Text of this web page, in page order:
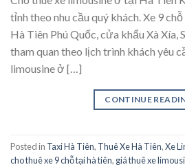
tỉnh theo nhu cầu quý khách. Xe 9
Hà Tiên Phú Quốc, cửa khẩu Xà Xía,
tham quan theo lịch trình khách yêu
limousine ở […]
CONTINUE
Posted in Taxi Hà Tiên, Thuê Xe Hà Tiên,Xe
cho thuê xe 9 chỗ tại hà tiên, giá thuê xe